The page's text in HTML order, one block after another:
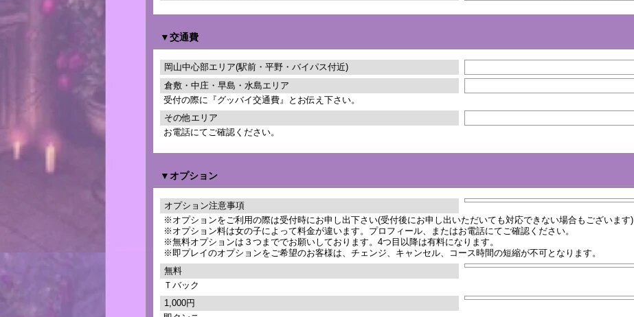
▼交通費
岡山中心部エリア(駅前・平野・バイパス付近)
倉敷・中庄・早島・水島エリア
受付の際に『グッバイ交通費』とお伝え下さい。
その他エリア
お電話にてご確認ください。
▼オプション
オプション注意事項
※オプションをご利用の際は受付時にお申し出下さい(受付後にお申し出いただいても対応できない場合もございます)
※オプション料は女の子によって料金が違います。プロフィール、またはお電話にてご確認ください。
※無料オプションは３つまででお願いしております。4つ目以降は有料になります。
※即プレイのオプションをご希望のお客様は、チェンジ、キャンセル、コース時間の短縮が不可となります。
無料
Ｔバック
1,000円